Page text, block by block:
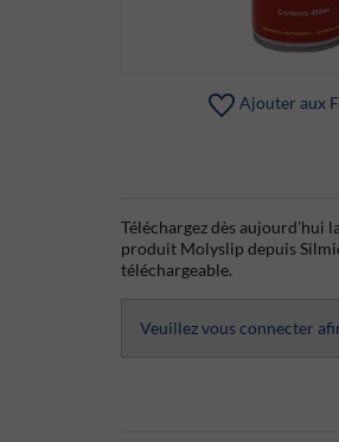
Ajouter aux
Téléchargez dès aujourd'hui
produit Molyslip depuis
téléchargeable.
Veuillez vous connecter